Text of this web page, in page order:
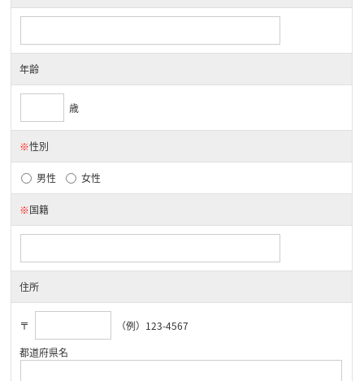
年齢
歳
※性別
男性 女性
※国籍
住所
〒
（例）123-4567
都道府県名